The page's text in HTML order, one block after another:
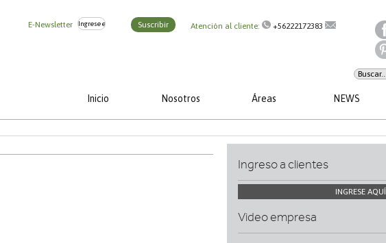
E-Newsletter Suscribir Atención al cliente: +56222172383
Inicio Nosotros Áreas NEWS
Ingreso a clientes
INGRESE AQUÍ
Video empresa